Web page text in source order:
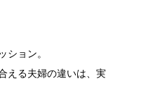
ション。
える夫婦の違いは、実